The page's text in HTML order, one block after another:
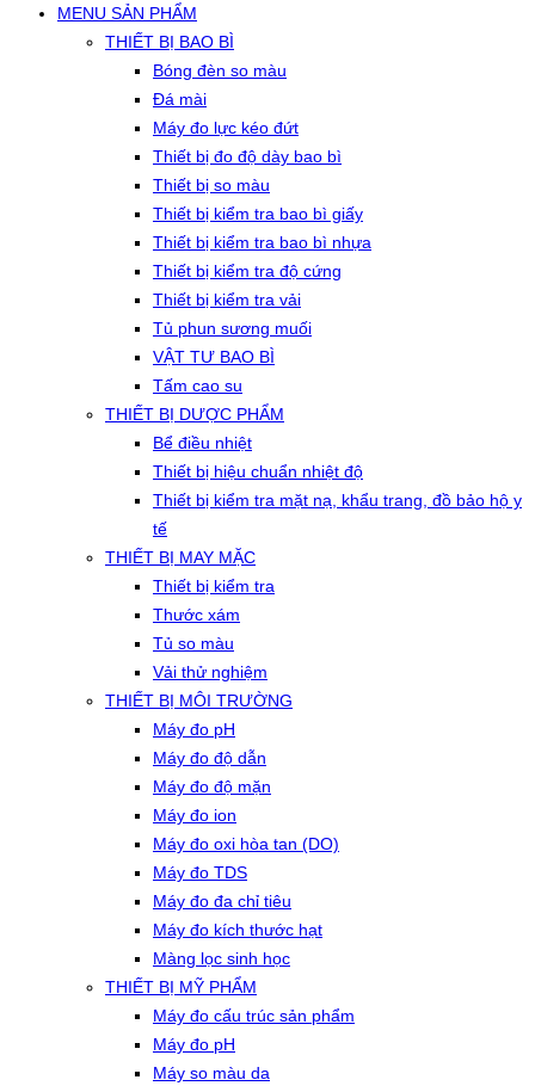
MENU SẢN PHẨM
THIẾT BỊ BAO BÌ
Bóng đèn so màu
Đá mài
Máy đo lực kéo đứt
Thiết bị đo độ dày bao bì
Thiết bị so màu
Thiết bị kiểm tra bao bì giấy
Thiết bị kiểm tra bao bì nhựa
Thiết bị kiểm tra độ cứng
Thiết bị kiểm tra vải
Tủ phun sương muối
VẬT TƯ BAO BÌ
Tấm cao su
THIẾT BỊ DƯỢC PHẨM
Bể điều nhiệt
Thiết bị hiệu chuẩn nhiệt độ
Thiết bị kiểm tra mặt nạ, khẩu trang, đồ bảo hộ y
tế
THIẾT BỊ MAY MẶC
Thiết bị kiểm tra
Thước xám
Tủ so màu
Vải thử nghiệm
THIẾT BỊ MÔI TRƯỜNG
Máy đo pH
Máy đo độ dẫn
Máy đo độ mặn
Máy đo ion
Máy đo oxi hòa tan (DO)
Máy đo TDS
Máy đo đa chỉ tiêu
Máy đo kích thước hạt
Màng lọc sinh học
THIẾT BỊ MỸ PHẨM
Máy đo cấu trúc sản phẩm
Máy đo pH
Máy so màu da